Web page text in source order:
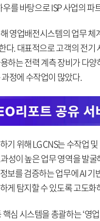
를 바탕으로 ISP 사업의 파
영업배전시스템의 업무
다. 대표적으로 고객의 전
하는 전력 계측 장비가 다
정에 수작업이 많았다.
기 위해 LG CNS는 수작업
성이 높은 업무 영역을 발
보를 검증하는 업무에 AI
게 탐지할 수 있도록 고도화
심 시스템을 총괄하는 ‘영